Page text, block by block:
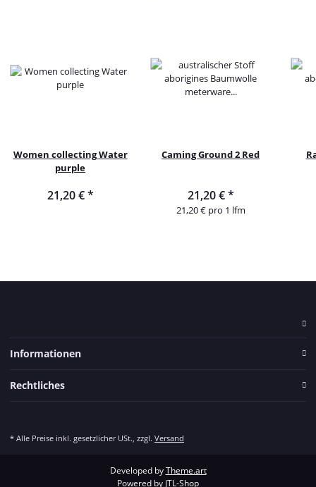
Women collecting Water
purple
21,20 €*
Caming Ground 2 Red
21,20 €*
21,20 € pro 1 lfm
Informationen
Rechtliches
* Alle Preise inkl. gesetzlicher USt., zzgl. Versand
Developed byTheme.art
Powered by JTL-Shop